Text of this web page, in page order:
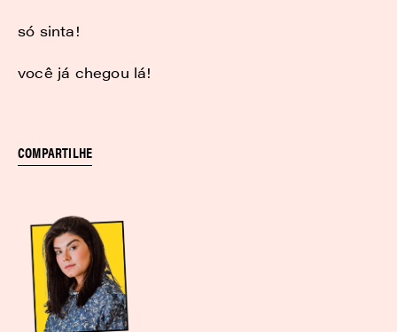
só sinta!
você já chegou lá!
COMPARTILHE